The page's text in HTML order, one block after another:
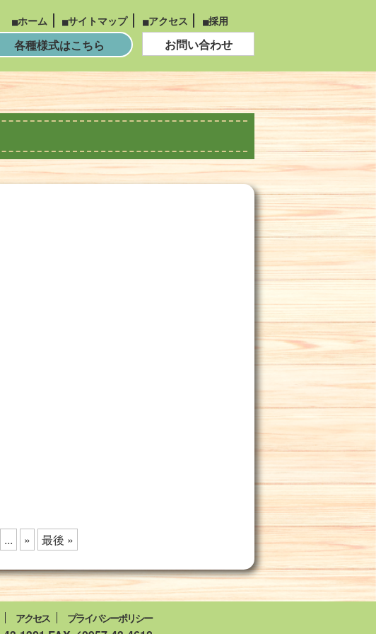
ホーム サイトマップ アクセス 採用
各種様式はこちら お問い合わせ
... » 最後 »
アクセス
プライバシーポリシー